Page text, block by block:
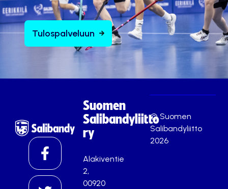
Tulospalveluun
Suomen
Salibandyliitto
ry
Alakiventie
2,
00920
© Suomen
Salibandyliitto
2026